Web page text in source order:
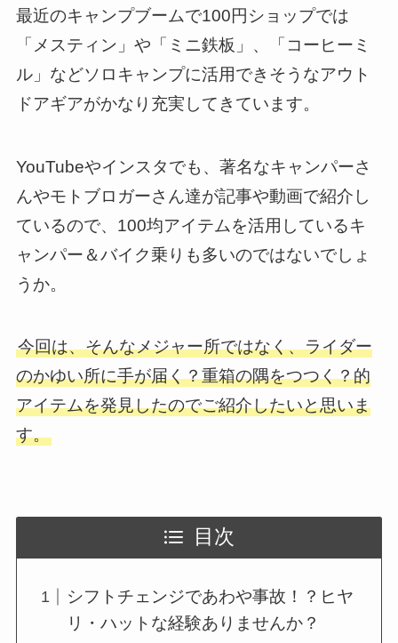
最近のキャンプブームで100円ショップでは
「メスティン」や「ミニ鉄板」、「コーヒーミ
ル」などソロキャンプに活用できそうなアウト
ドアギアがかなり充実してきています。
YouTubeやインスタでも、著名なキャンパーさ
んやモトブロガーさん達が記事や動画で紹介し
ているので、100均アイテムを活用しているキ
ャンパー＆バイク乗りも多いのではないでしょ
うか。
今回は、そんなメジャー所ではなく、ライダー
のかゆい所に手が届く？重箱の隅をつつく？的
アイテムを発見したのでご紹介したいと思いま
す。
目次
シフトチェンジであわや事故！？ヒヤ
リ・ハットな経験ありませんか？